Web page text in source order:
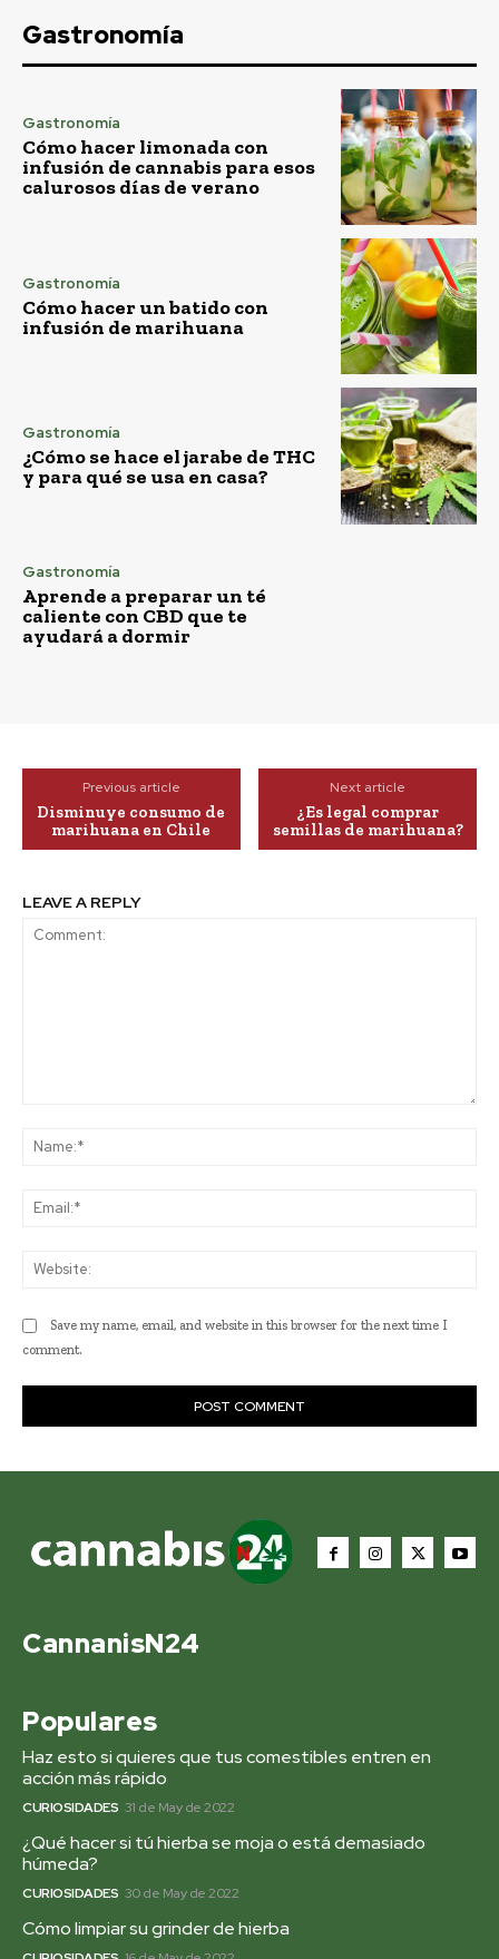
Gastronomía
Gastronomía
Cómo hacer limonada con
infusión de cannabis para esos
calurosos días de verano
Gastronomía
Cómo hacer un batido con
infusión de marihuana
Gastronomía
¿Cómo se hace el jarabe de THC
y para qué se usa en casa?
Gastronomía
Aprende a preparar un té
caliente con CBD que te
ayudará a dormir
Previous article
Disminuye consumo de
marihuana en Chile
Next article
¿Es legal comprar
semillas de marihuana?
LEAVE A REPLY
Save my name, email, and website in this browser for the next time I
comment.
CannanisN24
Populares
Haz esto si quieres que tus comestibles entren en
acción más rápido
CURIOSIDADES 31 de May de 2022
¿Qué hacer si tú hierba se moja o está demasiado
húmeda?
CURIOSIDADES 30 de May de 2022
Cómo limpiar su grinder de hierba